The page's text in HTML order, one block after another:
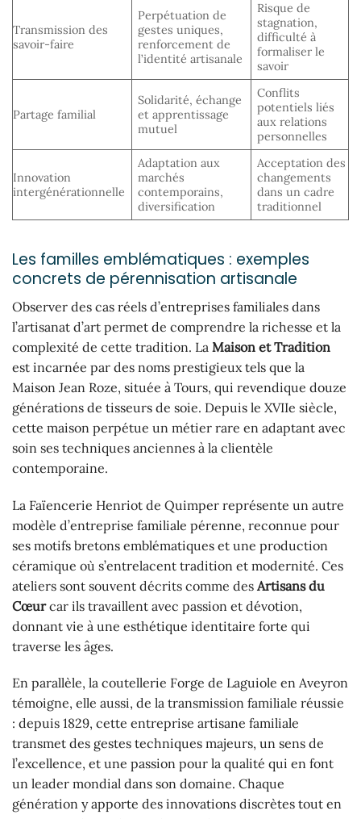
Transmission des
savoir-faire
Perpétuation de
gestes uniques,
renforcement de
l’identité artisanale
Risque de
stagnation,
difficulté à
formaliser le
savoir
Partage familial
Solidarité, échange
et apprentissage
mutuel
Conflits
potentiels liés
aux relations
personnelles
Innovation
intergénérationnelle
Adaptation aux
marchés
contemporains,
diversification
Acceptation des
changements
dans un cadre
traditionnel
Les familles emblématiques : exemples
concrets de pérennisation artisanale
Observer des cas réels d’entreprises familiales dans
l’artisanat d’art permet de comprendre la richesse et la
complexité de cette tradition. La Maison et Tradition
est incarnée par des noms prestigieux tels que la
Maison Jean Roze, située à Tours, qui revendique douze
générations de tisseurs de soie. Depuis le XVIIe siècle,
cette maison perpétue un métier rare en adaptant avec
soin ses techniques anciennes à la clientèle
contemporaine.
La Faïencerie Henriot de Quimper représente un autre
modèle d’entreprise familiale pérenne, reconnue pour
ses motifs bretons emblématiques et une production
céramique où s’entrelacent tradition et modernité. Ces
ateliers sont souvent décrits comme des Artisans du
Cœurcar ils travaillent avec passion et dévotion,
donnant vie à une esthétique identitaire forte qui
traverse les âges.
En parallèle, la coutellerie Forge de Laguiole en Aveyron
témoigne, elle aussi, de la transmission familiale réussie
: depuis 1829, cette entreprise artisane familiale
transmet des gestes techniques majeurs, un sens de
l’excellence, et une passion pour la qualité qui en font
un leader mondial dans son domaine. Chaque
génération y apporte des innovations discrètes tout en